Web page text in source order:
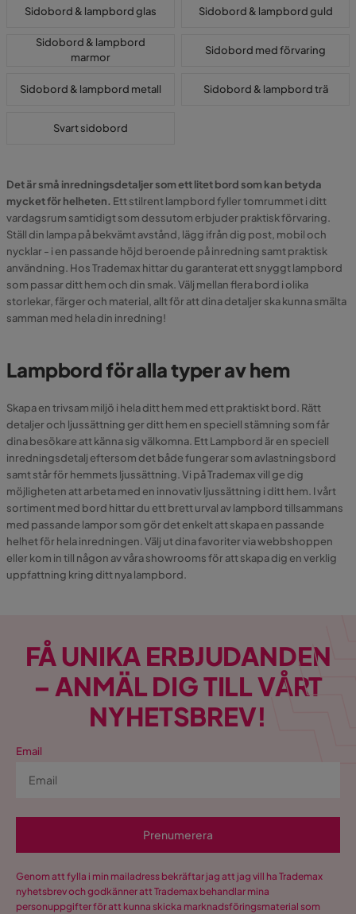
Sidobord & lampbord glas Sidobord & lampbord guld
Sidobord & lampbord
marmor
Sidobord med förvaring
Sidobord & lampbord metall Sidobord & lampbord trä
Svart sidobord
Det är små inredningsdetaljer som ett litet bord som kan betyda
mycket för helheten. Ett stilrent lampbord fyller tomrummet i ditt
vardagsrum samtidigt som dessutom erbjuder praktisk förvaring.
Ställ din lampa på bekvämt avstånd, lägg ifrån dig post, mobil och
nycklar - i en passande höjd beroende på inredning samt praktisk
användning. Hos Trademax hittar du garanterat ett snyggt lampbord
som passar ditt hem och din smak. Välj mellan flera bord i olika
storlekar, färger och material, allt för att dina detaljer ska kunna smälta
samman med hela din inredning!
Lampbord för alla typer av hem
Skapa en trivsam miljö i hela ditt hem med ett praktiskt bord. Rätt
detaljer och ljussättning ger ditt hem en speciell stämning som får
dina besökare att känna sig välkomna. Ett Lampbord är en speciell
inredningsdetalj eftersom det både fungerar som avlastningsbord
samt står för hemmets ljussättning. Vi på Trademax vill ge dig
möjligheten att arbeta med en innovativ ljussättning i ditt hem. I vårt
sortiment med bord hittar du ett brett urval av lampbord tillsammans
med passande lampor som gör det enkelt att skapa en passande
helhet för hela inredningen. Välj ut dina favoriter via webbshoppen
eller kom in till någon av våra showrooms för att skapa dig en verklig
uppfattning kring ditt nya lampbord.
FÅ UNIKA ERBJUDANDEN
– ANMÄL DIG TILL VÅRT
NYHETSBREV!
Email
Prenumerera
Genom att fylla i min mailadress bekräftar jag att jag vill ha Trademax
nyhetsbrev och godkänner att Trademax behandlar mina
personuppgifter för att kunna skicka marknadsföringsmaterial som